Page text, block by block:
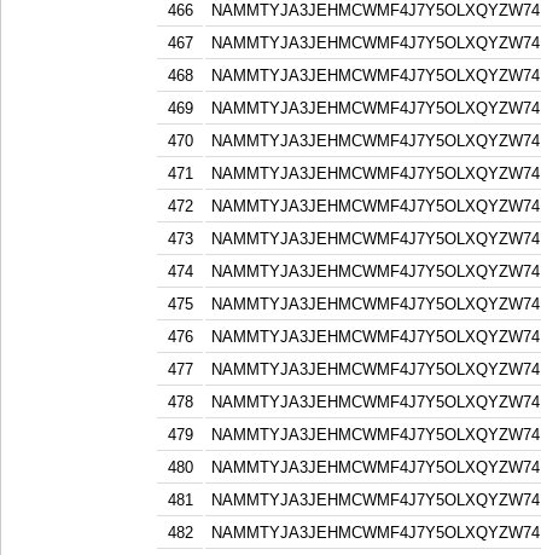
466
467
468
469
470
471
472
473
474
475
476
477
478
479
480
481
482